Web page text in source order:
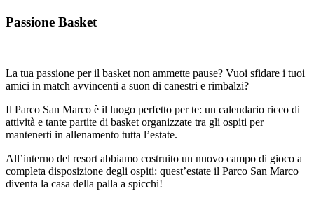
Passione Basket
La tua passione per il basket non ammette pause? Vuoi sfidare i tuoi
amici in match avvincenti a suon di canestri e rimbalzi?
Il Parco San Marco è il luogo perfetto per te: un calendario ricco di
attività e tante partite di basket organizzate tra gli ospiti per
mantenerti in allenamento tutta l’estate.
All’interno del resort abbiamo costruito un nuovo campo di gioco a
completa disposizione degli ospiti: quest’estate il Parco San Marco
diventa la casa della palla a spicchi!